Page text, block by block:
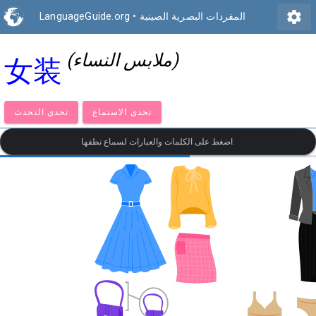
LanguageGuide.org • المفردات البصرية الصينية settings
女装 (ملابس النساء)
تحدي التحدث تحدي الاستماع
اضغط على الكلمات والعبارات لسماع نطقها.